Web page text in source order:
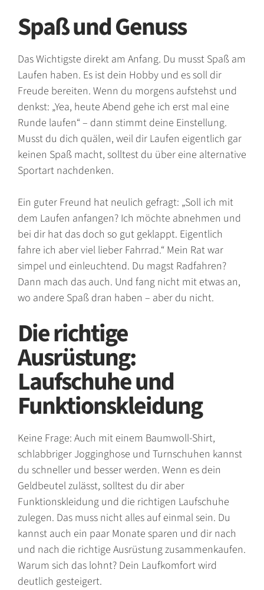
Spaß und Genuss
Das Wichtigste direkt am Anfang. Du musst Spaß am
Laufen haben. Es ist dein Hobby und es soll dir
Freude bereiten. Wenn du morgens aufstehst und
denkst: „Yea, heute Abend gehe ich erst mal eine
Runde laufen“ – dann stimmt deine Einstellung.
Musst du dich quälen, weil dir Laufen eigentlich gar
keinen Spaß macht, solltest du über eine alternative
Sportart nachdenken.
Ein guter Freund hat neulich gefragt: „Soll ich mit
dem Laufen anfangen? Ich möchte abnehmen und
bei dir hat das doch so gut geklappt. Eigentlich
fahre ich aber viel lieber Fahrrad.“ Mein Rat war
simpel und einleuchtend. Du magst Radfahren?
Dann mach das auch. Und fang nicht mit etwas an,
wo andere Spaß dran haben – aber du nicht.
Die richtige
Ausrüstung:
Laufschuhe und
Funktionskleidung
Keine Frage: Auch mit einem Baumwoll-Shirt,
schlabbriger Jogginghose und Turnschuhen kannst
du schneller und besser werden. Wenn es dein
Geldbeutel zulässt, solltest du dir aber
Funktionskleidung und die richtigen Laufschuhe
zulegen. Das muss nicht alles auf einmal sein. Du
kannst auch ein paar Monate sparen und dir nach
und nach die richtige Ausrüstung zusammenkaufen.
Warum sich das lohnt? Dein Laufkomfort wird
deutlich gesteigert.